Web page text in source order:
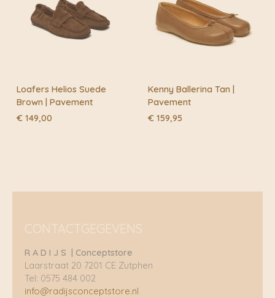
Loafers Helios Suede
Brown | Pavement
€ 149,00
Kenny Ballerina Tan |
Pavement
€ 159,95
CONTACTGEGEVENS
R A D I J S | Conceptstore
Laarstraat 20 7201 CE Zutphen
Tel: 0575 484 002
info@radijsconceptstore.nl